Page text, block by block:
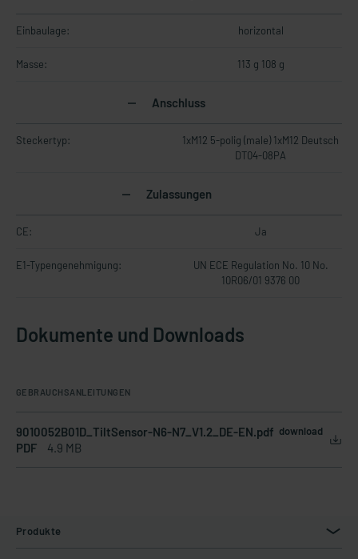
Einbaulage: horizontal
Masse: 113 g 108 g
Anschluss
Steckertyp:
1xM12 5-polig (male) 1xM12 Deutsch
DT04-08PA
Zulassungen
CE: Ja
E1-Typengenehmigung:
UN ECE Regulation No. 10 No.
10R06/01 9376 00
Dokumente und Downloads
GEBRAUCHSANLEITUNGEN
9010052B01D_TiltSensor-N6-N7_V1.2_DE-EN.pdf
PDF
4.9 MB
download
Produkte